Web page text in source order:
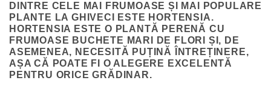
DINTRE CELE MAI FRUMOASE ȘI MAI POPULARE
PLANTE LA GHIVECI ESTE HORTENSIA.
HORTENSIA ESTE O PLANTĂ PERENĂ CU
FRUMOASE BUCHETE MARI DE FLORI ȘI, DE
ASEMENEA, NECESITĂ PUȚINĂ ÎNTREȚINERE,
AȘA CĂ POATE FI O ALEGERE EXCELENTĂ
PENTRU ORICE GRĂDINAR.